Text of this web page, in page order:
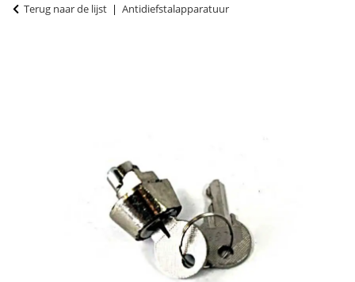
Terug naar de lijst Antidiefstalapparatuur